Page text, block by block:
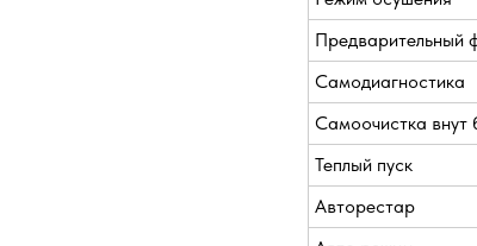
Предварительный
Самодиагностика
Самоочистка внут
Теплый пуск
Авторестар